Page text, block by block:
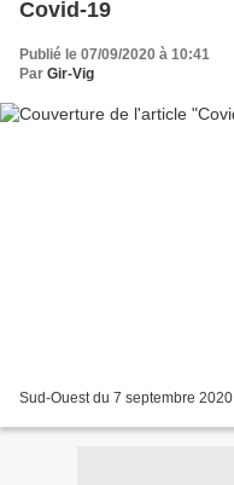
Covid-19
Publié le 07/09/2020 à 10:41
Par Gir-Vig
Sud-Ouest du 7 septembre 2020